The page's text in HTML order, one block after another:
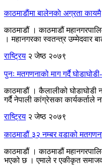
काठमाडाैंमा बालेनकाे अग्रता कायमै
काठमाडौं । काठमाडौं
। महानगरका स्वतन्त्र उम्मेदवार
राष्ट्रिय २ जेष्ठ २०७९
पुनः मतगणनाको माग गर्दै
काठमाडौं । कैलालीको घोडाघोडी
गर्दै नेपाली कांग्रेसका कार्यकर्ताले
राष्ट्रिय २ जेष्ठ २०७९
काठमाडौं ३२ नम्बर वडाको
काठमाडौं । काठमाडौं
भएको छ । एमाले र एकीकृत